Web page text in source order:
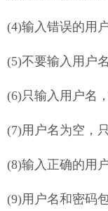
(4)输入错误的用
(5)不要输入用户
(6)只输入用户名
(7)用户名为空，
(8)输入正确的用
(9)用户名和密码